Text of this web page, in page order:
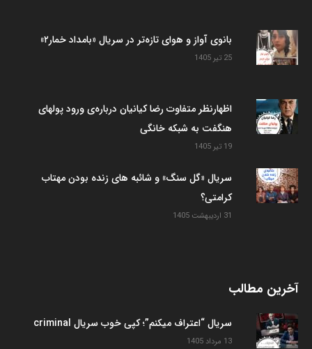
بانوی آواز و هوای تازه‌تر در سریال «بامداد خمار۲»
25 تیر 1405
اظهارنظر متفاوت رضا کیانیان درباره‌ی ورود پولهای
هنگفت به شبکه خانگی
19 تیر 1405
سریال «گل سنگ» و شائبه های زنده بودن مهتاب
کرامتی؟
31 اردیبهشت 1405
آخرین مطالب
سریال “اعتراف میکنم”؛ کپی خوب سریال criminal
13 مرداد 1405